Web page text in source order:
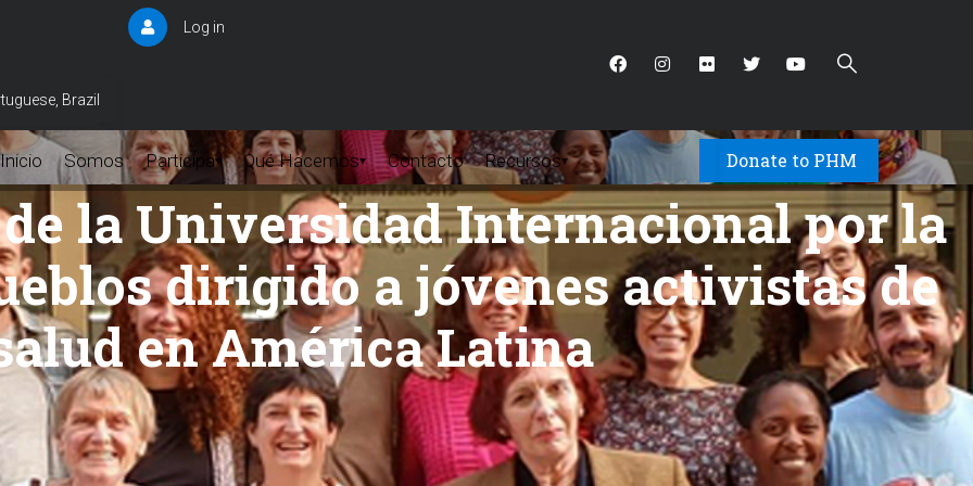
Brazil
User
Log in
Inicio Somos Participa▾ Qué Hacemos▾ Contacto Recursos▾ Donate to PHM
la Universidad Internacional por la
dirigido a jóvenes activistas de
en América Latina